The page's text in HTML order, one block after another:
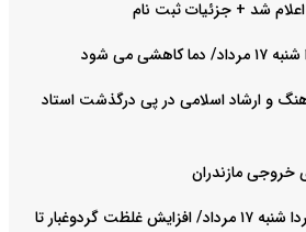
شد + جزئیات ثبت نام
می شود
و ارشاد اسلامی در پی درگذشت استاد
خروجی مازندران
پیش بینی هواشناسی قم فردا شنبه ۱۷ مرداد/ افزایش غلظت گردوغبار تا